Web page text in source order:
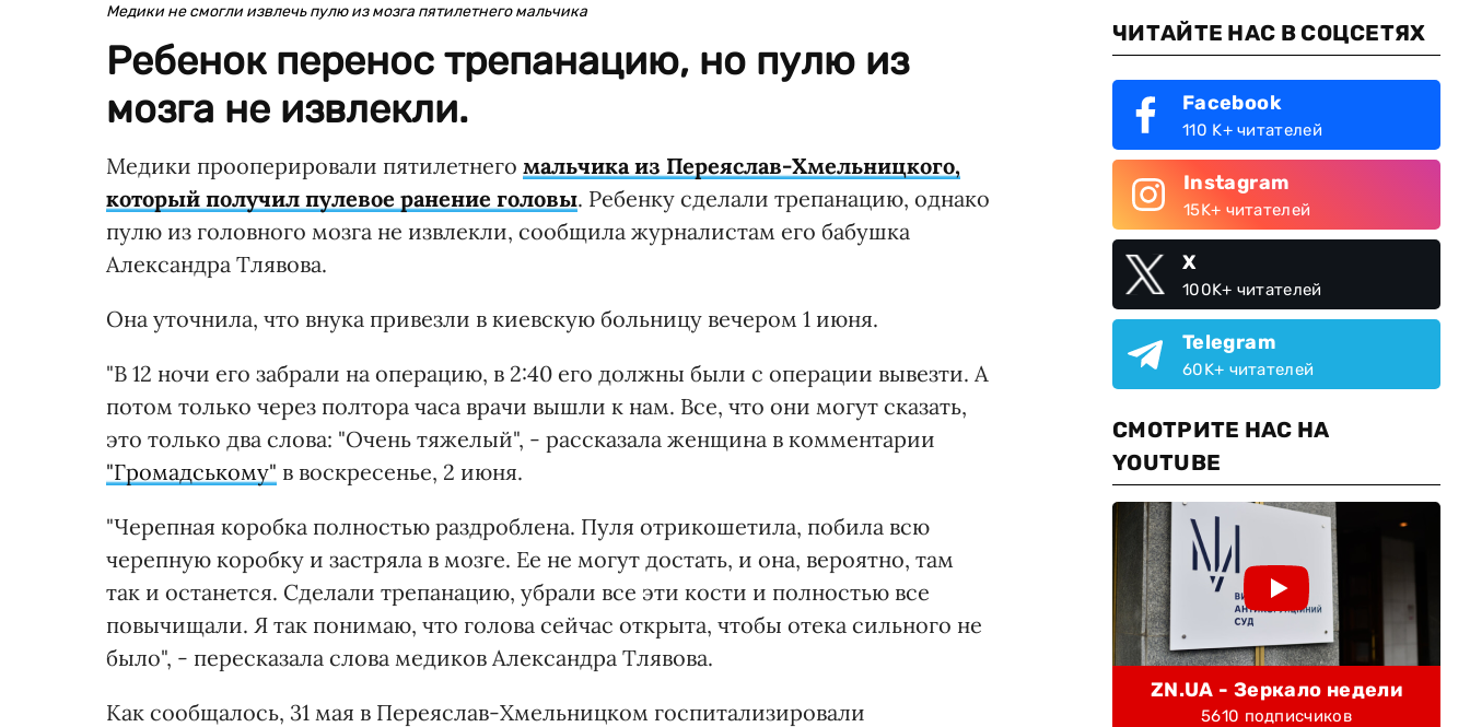
Медики не смогли извлечь пулю из мозга пятилетнего мальчика
Ребенок перенос трепанацию, но пулю из
мозга не извлекли.
Медики прооперировали пятилетнего мальчика из Переяслав-Хмельницкого,
который получил пулевое ранение головы. Ребенку сделали трепанацию, однако
пулю из головного мозга не извлекли, сообщила журналистам его бабушка
Александра Тлявова.
Она уточнила, что внука привезли в киевскую больницу вечером 1 июня.
"В 12 ночи его забрали на операцию, в 2:40 его должны были с операции вывезти. А
потом только через полтора часа врачи вышли к нам. Все, что они могут сказать,
это только два слова: "Очень тяжелый", - рассказала женщина в комментарии
"Громадському" в воскресенье, 2 июня.
"Черепная коробка полностью раздроблена. Пуля отрикошетила, побила всю
черепную коробку и застряла в мозге. Ее не могут достать, и она, вероятно, там
так и останется. Сделали трепанацию, убрали все эти кости и полностью все
повычищали. Я так понимаю, что голова сейчас открыта, чтобы отека сильного не
было", - пересказала слова медиков Александра Тлявова.
Как сообщалось, 31 мая в Переяслав-Хмельницком госпитализировали
ЧИТАЙТЕ НАС В СОЦСЕТЯХ
Facebook
110 K+ читателей
Instagram
15K+ читателей
X
100K+ читателей
Telegram
60K+ читателей
СМОТРИТЕ НАС НА
YOUTUBE
ZN.UA - Зеркало недели
5610 подписчиков